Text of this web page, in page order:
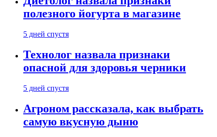
полезного йогурта в магазине
5 дней спустя
Технолог назвала признаки
опасной для здоровья черники
5 дней спустя
Агроном рассказала, как выбрать
самую вкусную дыню